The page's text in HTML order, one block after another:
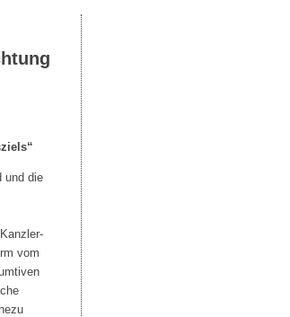
und die
vom